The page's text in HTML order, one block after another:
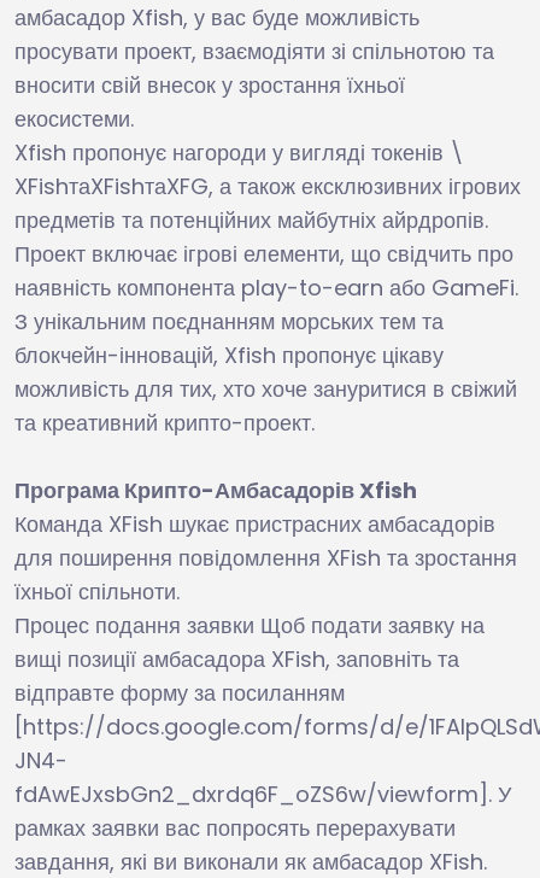
амбасадор Xfish, у вас буде можливість
просувати проект, взаємодіяти зі спільнотою та
вносити свій внесок у зростання їхньої
екосистеми.
Xfish пропонує нагороди у вигляді токенів \
XFishтаXFishтаXFG, а також ексклюзивних ігрових
предметів та потенційних майбутніх айрдропів.
Проект включає ігрові елементи, що свідчить про
наявність компонента play-to-earn або GameFi.
З унікальним поєднанням морських тем та
блокчейн-інновацій, Xfish пропонує цікаву
можливість для тих, хто хоче зануритися в свіжий
та креативний крипто-проект.
Програма Крипто-Амбасадорів Xfish
Команда XFish шукає пристрасних амбасадорів
для поширення повідомлення XFish та зростання
їхньої спільноти.
Процес подання заявки Щоб подати заявку на
вищі позиції амбасадора XFish, заповніть та
відправте форму за посиланням
[https://docs.google.com/forms/d/e/
JN4-
fdAwEJxsbGn2_dxrdq6F_oZS6w/viewform]. У
рамках заявки вас попросять перерахувати
завдання, які ви виконали як амбасадор XFish.